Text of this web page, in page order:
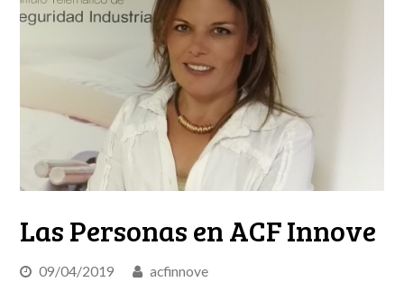
Las Personas en ACF Innove
09/04/2019
acfinnove